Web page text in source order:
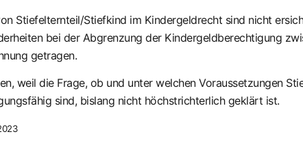
Stiefelternteil/Stiefkind im Kindergeldrecht sind nicht
bei der Abgrenzung der Kindergeldberechtigung
getragen.
weil die Frage, ob und unter welchen Voraussetzungen
sind, bislang nicht höchstrichterlich geklärt ist.